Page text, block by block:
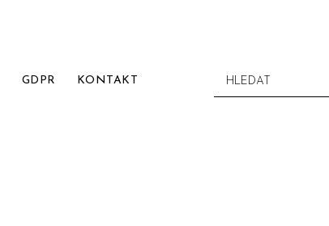
GDPR KONTAKT